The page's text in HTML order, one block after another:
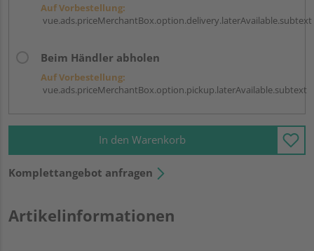
Auf Vorbestellung:
vue.ads.priceMerchantBox.option.delivery.laterAvailable.subtext
Beim Händler abholen
Auf Vorbestellung:
vue.ads.priceMerchantBox.option.pickup.laterAvailable.subtext
In den Warenkorb
Komplettangebot anfragen
Artikelinformationen